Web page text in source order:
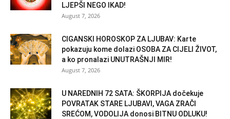
LJEPŠI NEGO IKAD!
August 7, 2026
CIGANSKI HOROSKOP ZA LJUBAV: Karte
pokazuju kome dolazi OSOBA ZA CIJELI ŽIVOT,
a ko pronalazi UNUTRAŠNJI MIR!
August 7, 2026
U NAREDNIH 72 SATA: ŠKORPIJA dočekuje
POVRATAK STARE LJUBAVI, VAGA ZRAČI
SREĆOM, VODOLIJA donosi BITNU ODLUKU!